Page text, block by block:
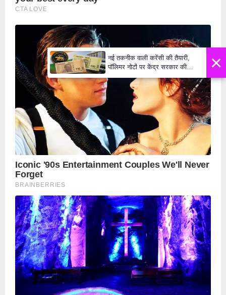
×
नई तकनीक वाली करेंसी की तैयारी,
पॉलिमर नोटों पर केंद्र सरकार की
₹10 और ₹20 के नोट - Daily Lok
Manch PM Modi U